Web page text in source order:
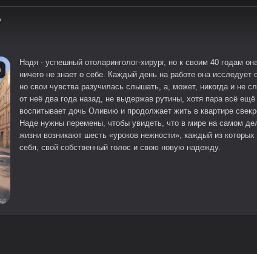
Надя - успешный отоларинголог-хирург, но к своим 40 годам
ничего не знает о себе. Каждый день на работе она исследует
но свои чувства разучилась слышать, а, может, никогда и не
от неё два года назад, не выдержав рутины, хотя пара всё
воспитывает дочь Оливию и продолжает жить в квартире
Наде нужны перемены, чтобы увидеть, что в мире на самом
жизни возникают шесть «уроков нежности», каждый из
себя, свой собственный голос и свою новую надежду.